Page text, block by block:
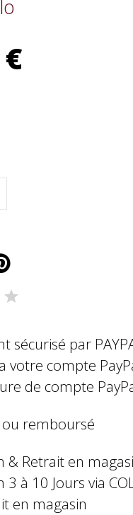
sécurisé par
votre compte
de compte
ou remboursé
& Retrait en
3 à 10 Jours via
en magasin